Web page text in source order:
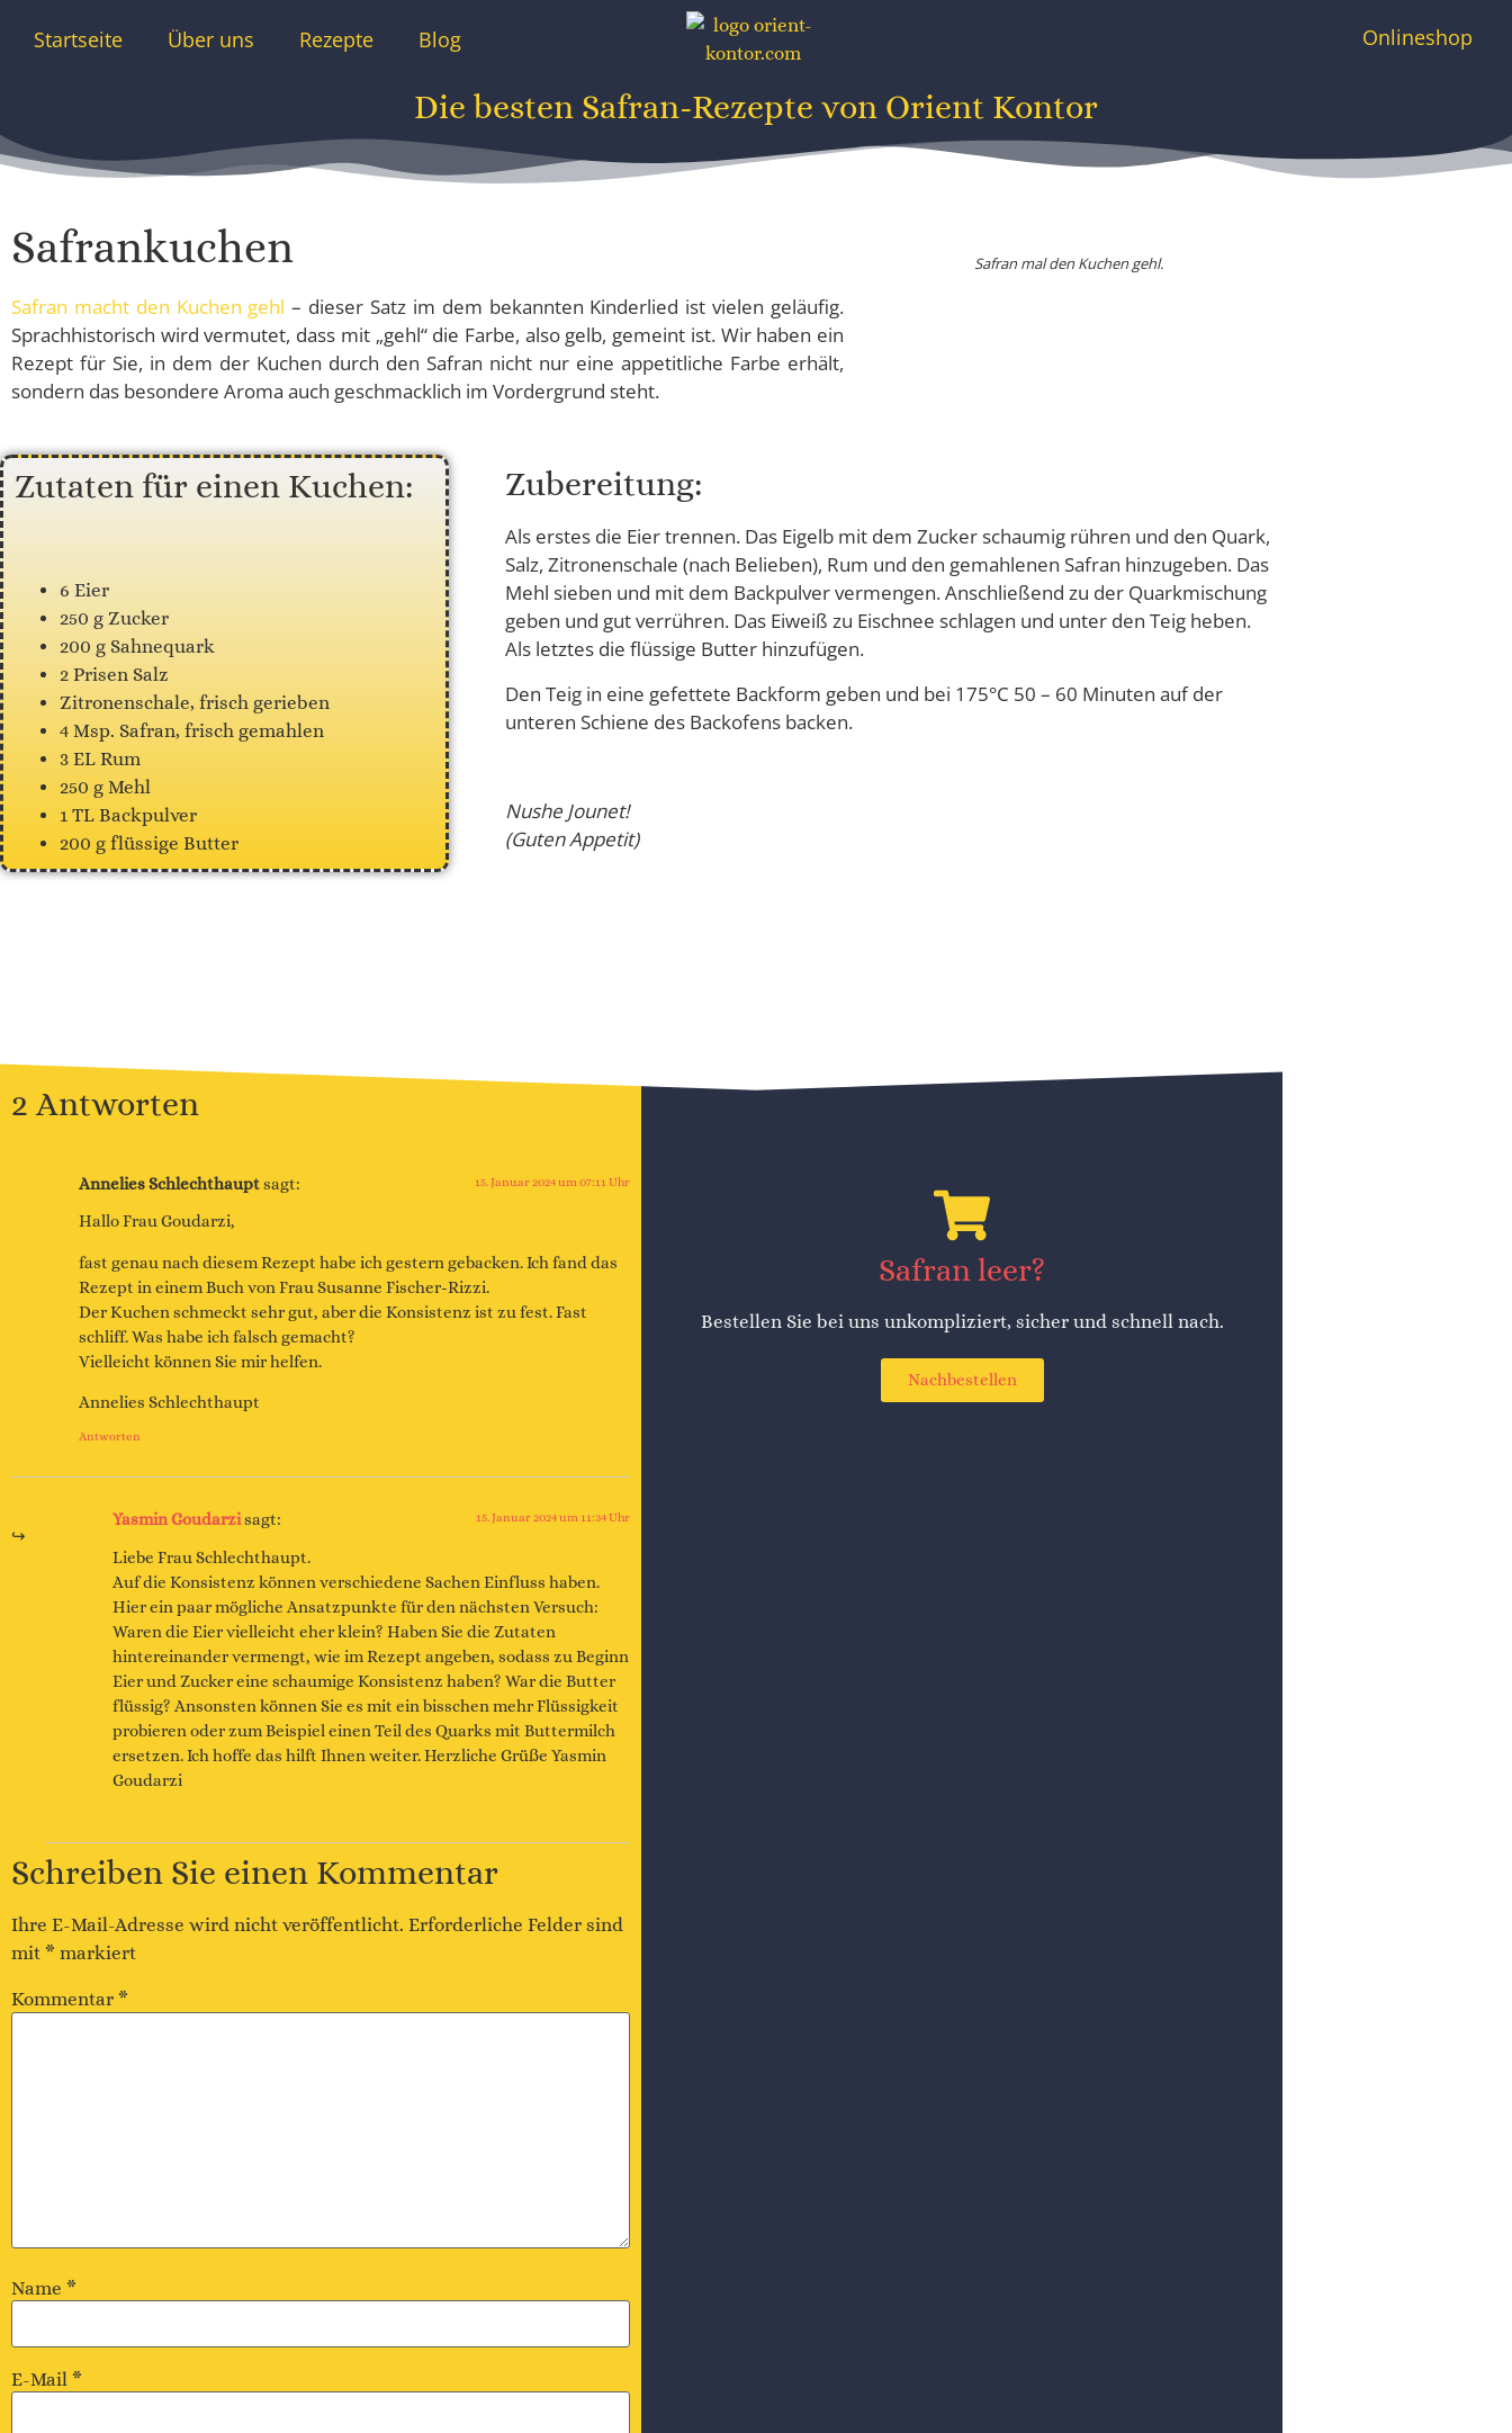
Startseite Über uns Rezepte Blog Onlineshop
Die besten Safran-Rezepte von Orient Kontor
Safrankuchen
Safran macht den Kuchen gehl – dieser Satz im dem bekannten Kinderlied ist vielen geläufig.
Sprachhistorisch wird vermutet, dass mit „gehl“ die Farbe, also gelb, gemeint ist. Wir haben ein
Rezept für Sie, in dem der Kuchen durch den Safran nicht nur eine appetitliche Farbe erhält,
sondern das besondere Aroma auch geschmacklich im Vordergrund steht.
Safran mal den Kuchen gehl.
Zutaten für einen Kuchen:
6 Eier
250 g Zucker
200 g Sahnequark
2 Prisen Salz
Zitronenschale, frisch gerieben
4 Msp. Safran, frisch gemahlen
3 EL Rum
250 g Mehl
1 TL Backpulver
200 g flüssige Butter
Zubereitung:
Als erstes die Eier trennen. Das Eigelb mit dem Zucker schaumig rühren und den Quark,
Salz, Zitronenschale (nach Belieben), Rum und den gemahlenen Safran hinzugeben. Das
Mehl sieben und mit dem Backpulver vermengen. Anschließend zu der Quarkmischung
geben und gut verrühren. Das Eiweiß zu Eischnee schlagen und unter den Teig heben.
Als letztes die flüssige Butter hinzufügen.
Den Teig in eine gefettete Backform geben und bei 175°C 50 – 60 Minuten auf der
unteren Schiene des Backofens backen.
Nushe Jounet!
(Guten Appetit)
2 Antworten
Annelies Schlechthauptsagt: 15. Januar 2024 um 07:11 Uhr
Hallo Frau Goudarzi,
fast genau nach diesem Rezept habe ich gestern gebacken. Ich fand das
Rezept in einem Buch von Frau Susanne Fischer-Rizzi.
Der Kuchen schmeckt sehr gut, aber die Konsistenz ist zu fest. Fast
schliff. Was habe ich falsch gemacht?
Vielleicht können Sie mir helfen.
Annelies Schlechthaupt
Antworten
Yasmin Goudarzisagt: 15. Januar 2024 um 11:34 Uhr
Liebe Frau Schlechthaupt.
Auf die Konsistenz können verschiedene Sachen Einfluss haben.
Hier ein paar mögliche Ansatzpunkte für den nächsten Versuch:
Waren die Eier vielleicht eher klein? Haben Sie die Zutaten
hintereinander vermengt, wie im Rezept angeben, sodass zu Beginn
Eier und Zucker eine schaumige Konsistenz haben? War die Butter
flüssig? Ansonsten können Sie es mit ein bisschen mehr Flüssigkeit
probieren oder zum Beispiel einen Teil des Quarks mit Buttermilch
ersetzen. Ich hoffe das hilft Ihnen weiter. Herzliche Grüße Yasmin
Goudarzi
Schreiben Sie einen Kommentar
Ihre E-Mail-Adresse wird nicht veröffentlicht. Erforderliche Felder sind
mit * markiert
Kommentar *
Name *
E-Mail *
Safran leer?
Bestellen Sie bei uns unkompliziert, sicher und schnell nach.
Nachbestellen